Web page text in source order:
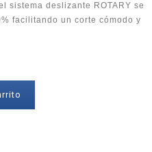
sistema deslizante ROTARY se
facilitando un corte cómodo y